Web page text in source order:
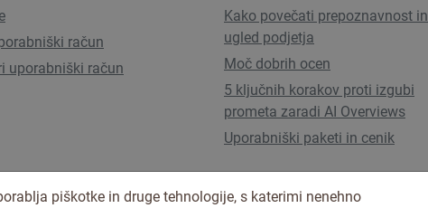
račun
uporabniški račun
Kako povečati prepoznavnost in
ugled podjetja
Moč dobrih ocen
5 ključnih korakov proti izgubi
prometa zaradi AI Overviews
Uporabniški paketi in cenik
piškotke in druge tehnologije, s katerimi nenehno